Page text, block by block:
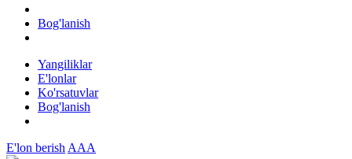
Bog'lanish
Yangiliklar
E'lonlar
Ko'rsatuvlar
Bog'lanish
E'lon berish AAA